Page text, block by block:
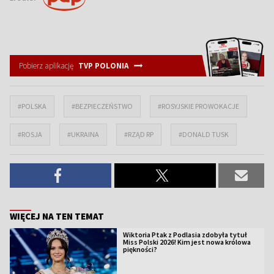
Pobierz aplikację TVP POLONIA
#POLSKA #BEZPIECZEŃSTWO #ROSYJSKIE PROWOKACJE
#ROSJA #UKRAINA #RZĄD RP #DONALD TUSK
WIĘCEJ NA TEN TEMAT
Wiktoria Ptak z Podlasia zdobyła tytuł
Miss Polski 2026! Kim jest nowa królowa
piękności?